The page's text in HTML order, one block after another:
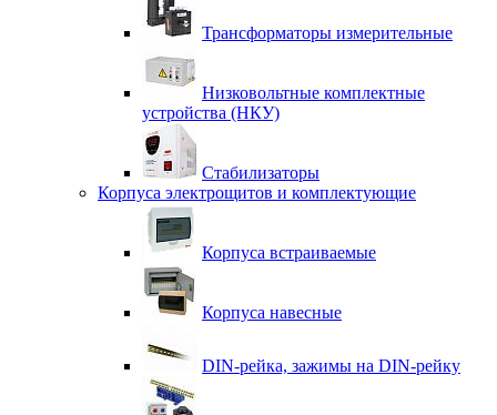
Трансформаторы измерительные
Низковольтные комплектные
устройства (НКУ)
Стабилизаторы
Корпуса электрощитов и комплектующие
Корпуса встраиваемые
Корпуса навесные
DIN-рейка, зажимы на DIN-рейку